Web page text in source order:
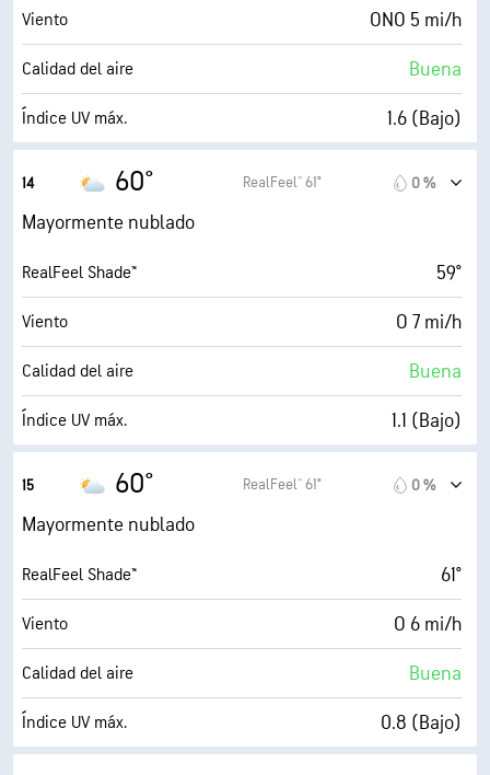
AccuLumen Brightness Index™ 4 (Opaco)
Nubosidad 79 %
Visibilidad 10 mi
Viento ONO 5 mi/h
Calidad del aire Buena
Índice UV máx. 1.6 (Bajo)
Humedad
Punto de rocío 52° F
AccuLumen Brightness Index™ 4 (Opaco)
Nubosidad 80 %
Visibilidad 10 mi
14 60° RealFeel® 61° 0 %
Mayormente nublado
RealFeel Shade™ 59°
Viento O 7 mi/h
Calidad del aire Buena
Índice UV máx. 1.1 (Bajo)
Humedad
Punto de rocío 51° F
AccuLumen Brightness Index™ 4 (Opaco)
Nubosidad 82 %
Visibilidad 10 mi
15 60° RealFeel® 61° 0 %
Mayormente nublado
RealFeel Shade™ 61°
Viento O 6 mi/h
Calidad del aire Buena
Índice UV máx. 0.8 (Bajo)